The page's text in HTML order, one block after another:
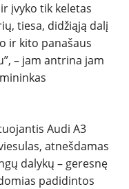
įvyko tik keletas
tiesa, didžiąją dalį
ir kito panašaus
– jam antrina jam
Audi A3
atnešdamas
dalykų – geresnę
padidintos